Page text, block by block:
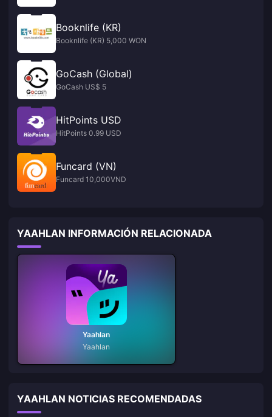
Booknlife (KR)
Booknlife (KR) 5,000 WON
GoCash (Global)
GoCash US$ 5
HitPoints USD
HitPoints 0.99 USD
Funcard (VN)
Funcard 10,000VND
YAAHLAN INFORMACIÓN RELACIONADA
Yaahlan
Yaahlan
YAAHLAN NOTICIAS RECOMENDADAS